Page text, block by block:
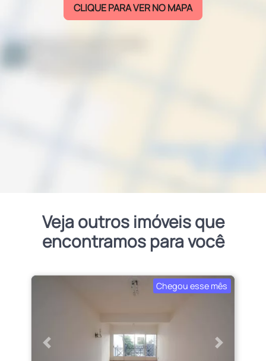
CLIQUE PARA VER NO MAPA
Veja outros imóveis que
encontramos para você
Chegou esse mês
Anterior Próximo